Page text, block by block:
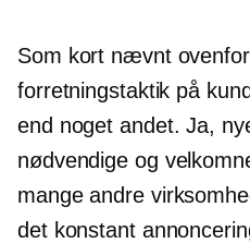
Som kort nævnt
forretningstaktik på
end noget andet. Ja,
nødvendige og
mange andre
det konstant